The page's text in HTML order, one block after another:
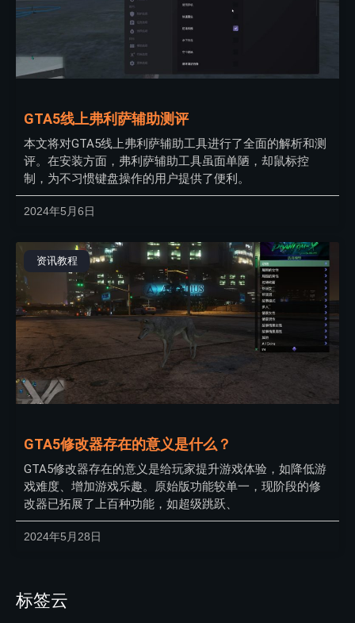
GTA5线上弗利萨辅助测评
本文将对GTA5线上弗利萨辅助工具进行了全面的解析和测
评。在安装方面，弗利萨辅助工具虽面单陋，却鼠标控
制，为不习惯键盘操作的用户提供了便利。
2024年5月6日
资讯教程
GTA5修改器存在的意义是什么？
GTA5修改器存在的意义是给玩家提升游戏体验，如降低游
戏难度、增加游戏乐趣。原始版功能较单一，现阶段的修
改器已拓展了上百种功能，如超级跳跃、
2024年5月28日
标签云